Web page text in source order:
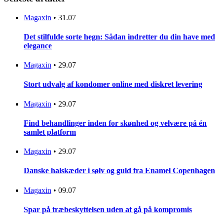
Magaxin • 31.07
Det stilfulde sorte hegn: Sådan indretter du din have med
elegance
Magaxin • 29.07
Stort udvalg af kondomer online med diskret levering
Magaxin • 29.07
Find behandlinger inden for skønhed og velvære på én
samlet platform
Magaxin • 29.07
Danske halskæder i sølv og guld fra Enamel Copenhagen
Magaxin • 09.07
Spar på træbeskyttelsen uden at gå på kompromis